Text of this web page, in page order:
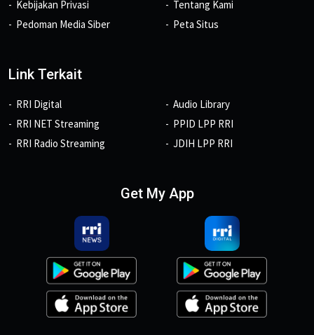
Kebijakan Privasi
Pedoman Media Siber
Tentang Kami
Peta Situs
Link Terkait
RRI Digital
RRI NET Streaming
RRI Radio Streaming
Audio Library
PPID LPP RRI
JDIH LPP RRI
Get My App